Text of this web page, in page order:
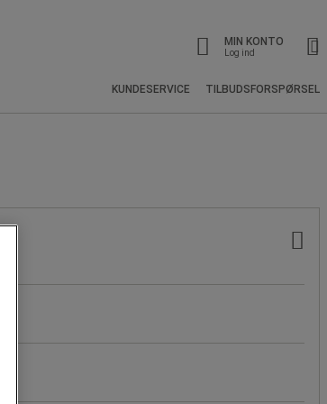
MIN KONTO
Log ind
KUNDESERVICE TILBUDSFORSPØRSEL